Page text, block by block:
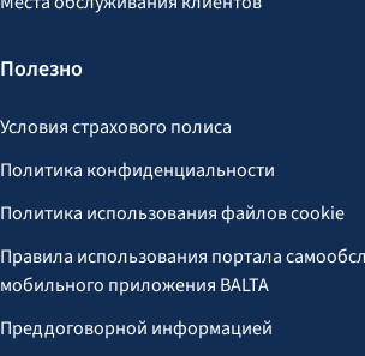
Полезно
Условия страхового полиса
Политика конфиденциальности
Политика использования файлов cookie
Правила использования портала
мобильного приложения BALTA
Преддоговорной информацией